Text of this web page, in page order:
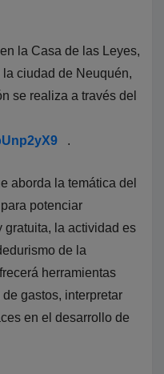
la Casa de las Leyes,
ciudad de Neuquén,
se realiza a través del
.
aborda la temática del
potenciar
gratuita, la actividad es
de la
herramientas
gastos, interpretar
en el desarrollo de